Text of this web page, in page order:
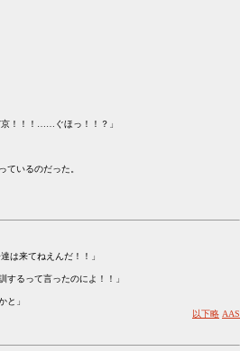
！！！……ぐほっ！！？」
ているのだった。
は来てねえんだ！！」
するって言ったのによ！！」
と」
以下略 AAS